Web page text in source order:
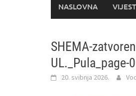
NASLOVNA
SHEMA-
UL._Pula_page-
20. svibnja 2026.